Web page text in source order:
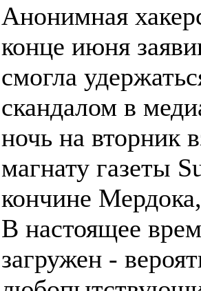
Анонимная
конце июня
смогла
скандалом в
ночь на вторник
магнату газеты
кончине
В настоящее
загружен -